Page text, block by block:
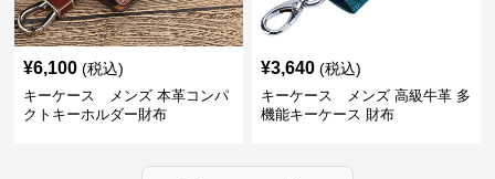
¥6,100 (税込)
キーケース メンズ 本革コンパ
クトキーホルダー財布
¥3,640 (税込)
キーケース メンズ 高級牛革 多
機能キーケース 財布